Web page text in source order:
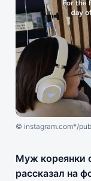
© instagram.com*/
Муж кореянки
рассказал на